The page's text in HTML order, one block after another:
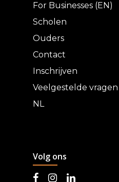
For Businesses (EN)
Scholen
Ouders
Contact
Inschrijven
Veelgestelde vragen
NL
Volg ons